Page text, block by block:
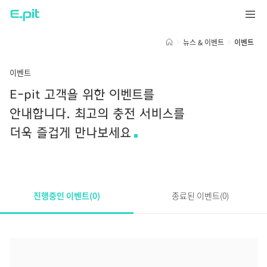
뉴스 & 이벤트 이벤트
이벤트
E-pit 고객을 위한 이벤트를
안내합니다. 최고의 충전 서비스를
더욱 즐겁게 만나보세요
진행중인 이벤트(0) 종료된 이벤트(0)